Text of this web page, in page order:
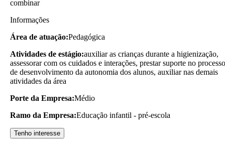
combinar
Informações
Área de atuação:Pedagógica
Atividades de estágio:auxiliar as crianças durante a higienização,
assessorar com os cuidados e interações, prestar suporte no processo
de desenvolvimento da autonomia dos alunos, auxiliar nas demais
atividades da área
Porte da Empresa:Médio
Ramo da Empresa:Educação infantil - pré-escola
Tenho interesse